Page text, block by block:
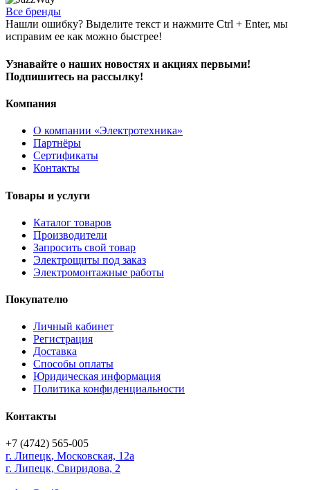
Все бренды
Нашли ошибку? Выделите текст и нажмите Ctrl + Enter, мы
исправим ее как можно быстрее!
Узнавайте о наших новостях и акциях первыми!
Подпишитесь на рассылку!
Компания
О компании «Электротехника»
Партнёры
Сертификаты
Контакты
Товары и услуги
Каталог товаров
Производители
Запросить свой товар
Электрощиты под заказ
Электромонтажные работы
Покупателю
Личный кабинет
Регистрация
Доставка
Способы оплаты
Юридическая информация
Политика конфиденциальности
Контакты
+7 (4742) 565-005
г. Липецк, Московская, 12а
г. Липецк, Свиридова, 2